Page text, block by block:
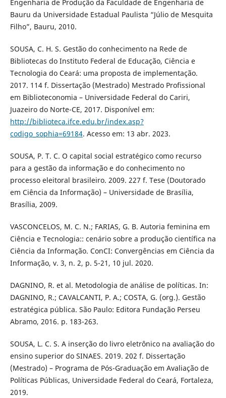
Engenharia de Produção da Faculdade de Engenharia de
Bauru da Universidade Estadual Paulista “Júlio de Mesquita
Filho”, Bauru, 2010.
SOUSA, C. H. S. Gestão do conhecimento na Rede de
Bibliotecas do Instituto Federal de Educação, Ciência e
Tecnologia do Ceará: uma proposta de implementação.
2017. 114 f. Dissertação (Mestrado) Mestrado Profissional
em Biblioteconomia – Universidade Federal do Cariri,
Juazeiro do Norte-CE, 2017. Disponível em:
http://biblioteca.ifce.edu.br/index.asp?
codigo_sophia=69184. Acesso em: 13 abr. 2023.
SOUSA, P. T. C. O capital social estratégico como recurso
para a gestão da informação e do conhecimento no
processo eleitoral brasileiro. 2009. 227 f. Tese (Doutorado
em Ciência da Informação) – Universidade de Brasília,
Brasília, 2009.
VASCONCELOS, M. C. N.; FARIAS, G. B. Autoria feminina em
Ciência e Tecnologia:: cenário sobre a produção científica na
Ciência da Informação. ConCI: Convergências em Ciência da
Informação, v. 3, n. 2, p. 5-21, 10 jul. 2020.
DAGNINO, R. et al. Metodologia de análise de políticas. In:
DAGNINO, R.; CAVALCANTI, P. A.; COSTA, G. (org.). Gestão
estratégica pública. São Paulo: Editora Fundação Perseu
Abramo, 2016. p. 183-263.
SOUSA, L. C. S. A inserção do livro eletrônico na avaliação do
ensino superior do SINAES. 2019. 202 f. Dissertação
(Mestrado) – Programa de Pós-Graduação em Avaliação de
Políticas Públicas, Universidade Federal do Ceará, Fortaleza,
2019.